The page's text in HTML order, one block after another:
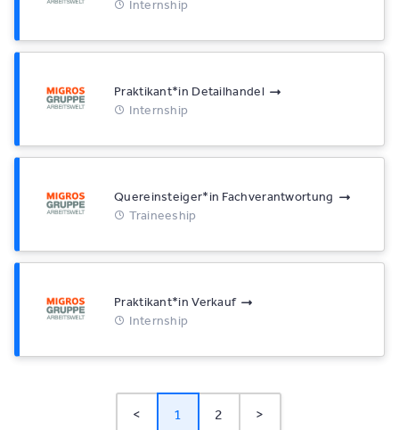
Internship
Praktikant*​in Detailhandel
Internship
Quereinsteiger*​in Fachverantwortung
Traineeship
Praktikant*​in Verkauf
Internship
< 1 2 >